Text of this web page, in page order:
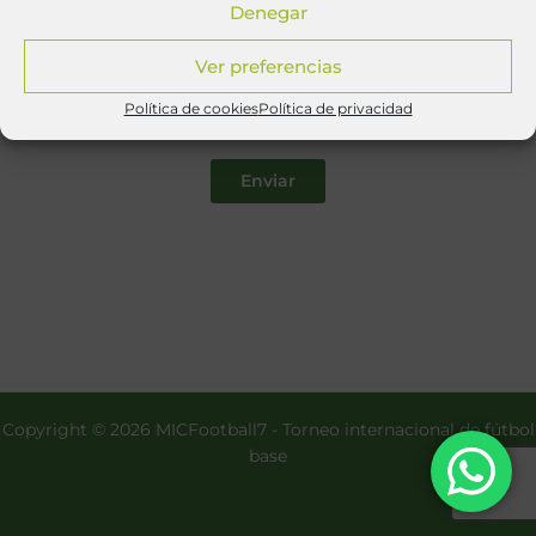
Denegar
Ver preferencias
Política de cookiesPolítica de privacidad
Deseo recibir el documento informativo y acepto la
política de privacidad.
Deseo además recibir información y/o comunicaciones
comerciales de los eventos deportivos y sociedades que
integran MICSports.
Enviar
Copyright © 2026 MICFootball7 - Torneo internacional de fútbol
base